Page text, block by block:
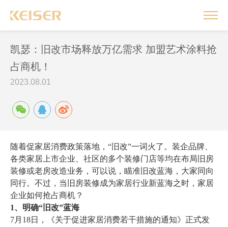
凯瑟：旧改市场释放万亿需求 加盟艺术涂料抢
占商机！
2023.08.01
随着促家居消费政策落地， “旧改”一词火了。装企品牌、
各类家居上市企业、社区的多个装修门店等均在布局旧房
装修或老房改造业务，可以说，瞄准旧改蓝海，大家同向
同行。不过，当旧房装修成为家居行业新蓝海之时，家居
企业如何抢占商机？
1、明确“旧改”蓝海
7月18日，《关于促进家居消费若干措施的通知》正式发